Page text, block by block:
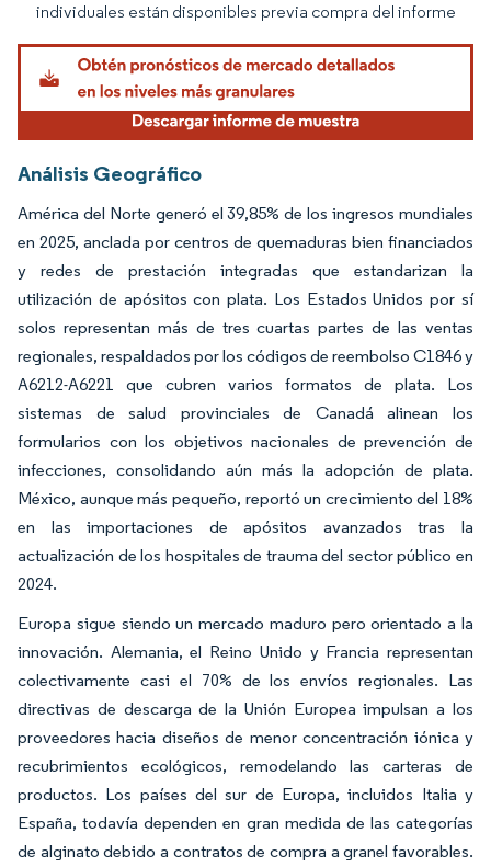
individuales están disponibles previa compra del informe
Análisis Geográfico
América del Norte generó el 39,85% de los ingresos mundiales
en 2025, anclada por centros de quemaduras bien financiados
y redes de prestación integradas que estandarizan la
utilización de apósitos con plata. Los Estados Unidos por sí
solos representan más de tres cuartas partes de las ventas
regionales, respaldados por los códigos de reembolso C1846 y
A6212-A6221 que cubren varios formatos de plata. Los
sistemas de salud provinciales de Canadá alinean los
formularios con los objetivos nacionales de prevención de
infecciones, consolidando aún más la adopción de plata.
México, aunque más pequeño, reportó un crecimiento del 18%
en las importaciones de apósitos avanzados tras la
actualización de los hospitales de trauma del sector público en
2024.
Europa sigue siendo un mercado maduro pero orientado a la
innovación. Alemania, el Reino Unido y Francia representan
colectivamente casi el 70% de los envíos regionales. Las
directivas de descarga de la Unión Europea impulsan a los
proveedores hacia diseños de menor concentración iónica y
recubrimientos ecológicos, remodelando las carteras de
productos. Los países del sur de Europa, incluidos Italia y
España, todavía dependen en gran medida de las categorías
de alginato debido a contratos de compra a granel favorables.